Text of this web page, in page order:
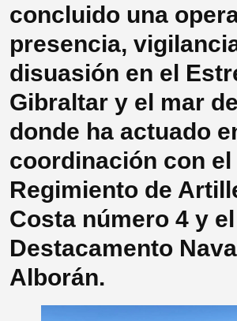
concluido una
presencia,
disuasión en el
Gibraltar y el mar
donde ha actuado
coordinación con el
Regimiento de
Costa número 4 y el
Destacamento
Alborán.